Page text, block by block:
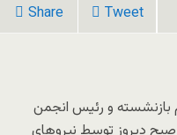
Share Tweet
بازنشسته و رئیس انجمن